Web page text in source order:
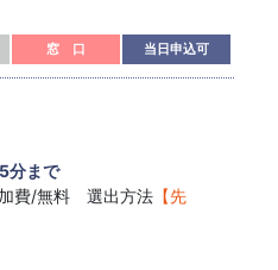
窓 口 当日申込可
分まで
費/無料 選出方法 【先